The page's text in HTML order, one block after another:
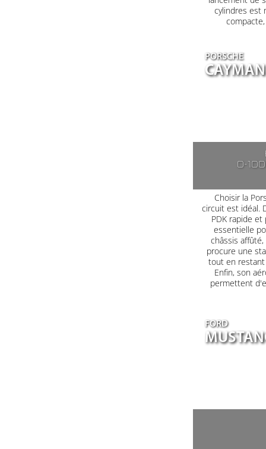
cylindres est
PORSCHE
0-
Choisir la
circuit est idéal.
PDK rapide
essentielle
châssis
procure une
tout en restant
Enfin, son
permettent
FORD